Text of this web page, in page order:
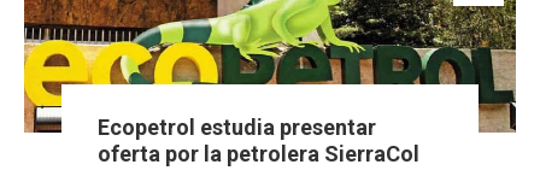
Ecopetrol estudia presentar
oferta por la petrolera SierraCol